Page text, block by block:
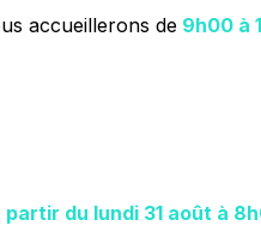
accueillerons de 9h00 à
partir du lundi 31 août à